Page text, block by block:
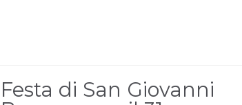
Festa di San Giovanni